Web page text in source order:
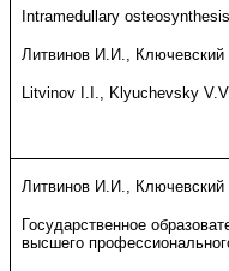
Intramedullary
Литвинов И.И.,
Litvinov I.I., Klyuchevsky
Литвинов И.И.,
Государственное
высшего